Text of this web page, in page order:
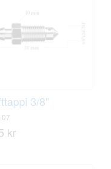
3/8"
kr